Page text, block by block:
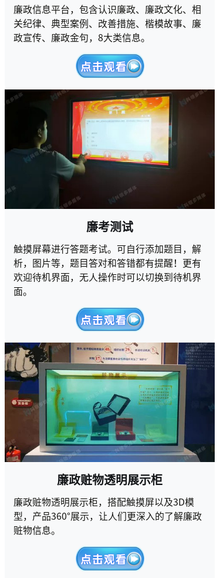
廉政信息平台，包含认识廉政、廉政文化、相
关纪律、典型案例、改善措施、楷模故事、廉
政宣传、廉政金句，8大类信息。
廉考测试
触摸屏幕进行答题考试。可自行添加题目，解
析，图片等，题目答对和答错都有提醒！更有
欢迎待机界面，无人操作时可以切换到待机界
面。
廉政赃物透明展示柜
廉政赃物透明展示柜，搭配触摸屏以及3D模
型，产品360°展示，让人们更深入的了解廉政
赃物信息。